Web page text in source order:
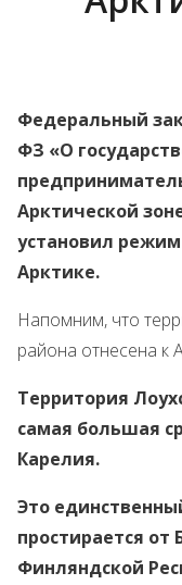
Федеральный
ФЗ «О
Арктической
установил
Арктике.
Напомним, что
района отнесена к
Территория
самая большая
Карелия.
Это
простирается от
Финляндской